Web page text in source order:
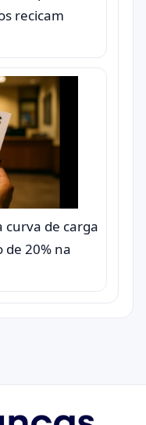
recicam
curva de carga
20% na